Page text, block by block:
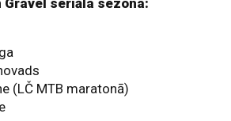
Gravel seriāla sezona:
(LČ MTB maratonā)